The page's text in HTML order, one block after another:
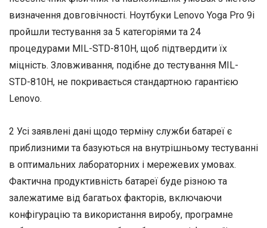
визначення довговічності. Ноутбуки Lenovo Yoga Pro 9i
пройшли тестування за 5 категоріями та 24
процедурами MIL-STD-810H, щоб підтвердити їх
міцність. Зловживання, подібне до тестування MIL-
STD-810H, не покривається стандартною гарантією
Lenovo.
2 Усі заявлені дані щодо терміну служби батареї є
приблизними та базуються на внутрішньому тестуванні
в оптимальних лабораторних і мережевих умовах.
Фактична продуктивність батареї буде різною та
залежатиме від багатьох факторів, включаючи
конфігурацію та використання виробу, програмне